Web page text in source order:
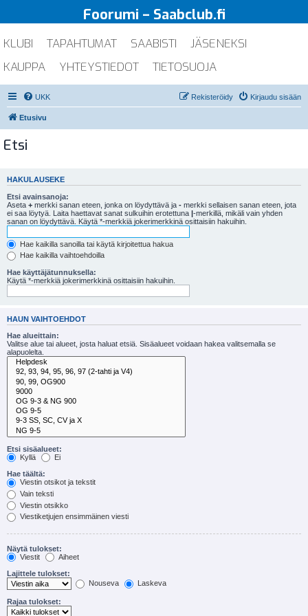
Foorumi – Saabclub.fi
KLUBI TAPAHTUMAT SAABISTI
JÄSENEKSI
KAUPPA
YHTEYSTIEDOT TIETOSUOJA
UKK Kirjaudu sisään
Rekisteröidy
Etusivu
Etsi
HAKULAUSEKE
Etsi avainsanoja:
Aseta + merkki sanan eteen, jonka on löydyttävä ja - merkki sellaisen sanan eteen, jota
ei saa löytyä. Laita haettavat sanat sulkuihin erotettuna |-merkillä, mikäli vain yhden
sanan on löydyttävä. Käytä *-merkkiä jokerimerkkinä osittaisiin hakuihin.
Hae kaikilla sanoilla tai käytä kirjoitettua hakua
Hae kaikilla vaihtoehdoilla
Hae käyttäjätunnuksella:
Käytä *-merkkiä jokerimerkkinä osittaisiin hakuihin.
HAUN VAIHTOEHDOT
Hae alueittain:
Valitse alue tai alueet, josta haluat etsiä. Sisäalueet voidaan hakea valitsemalla se
alapuolelta.
Etsi sisäalueet:
Kyllä
Ei
Hae täältä:
Viestin otsikot ja tekstit
Vain teksti
Viestin otsikko
Viestiketjujen ensimmäinen viesti
Näytä tulokset:
Viestit
Aiheet
Lajittele tulokset:
Nouseva
Laskeva
Rajaa tulokset: